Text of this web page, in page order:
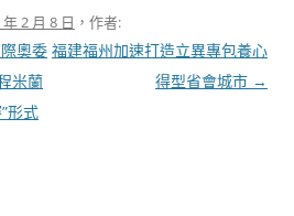
2 月 8 日 ，作者:
奧委
米蘭
形式
福建福州加速打造立異專包養心
得型省會城市 →